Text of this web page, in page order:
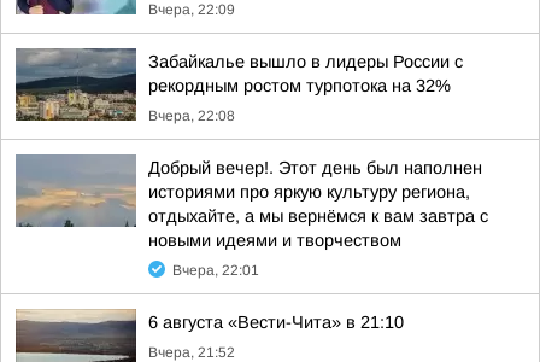
Вчера, 22:09
Забайкалье вышло в лидеры России с
рекордным ростом турпотока на 32%
Вчера, 22:08
Добрый вечер!. Этот день был наполнен
историями про яркую культуру региона,
отдыхайте, а мы вернёмся к вам завтра с
новыми идеями и творчеством
Вчера, 22:01
6 августа «Вести-Чита» в 21:10
Вчера, 21:52